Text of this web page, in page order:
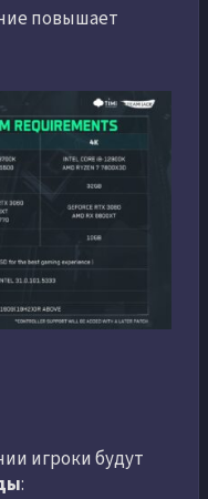
повышает
игроки будут
: